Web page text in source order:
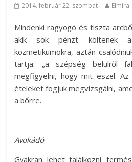
2014. február 22. szombat Elmira
Mindenki ragyogó és tiszta
akik sok pénzt költenek a
kozmetikumokra, aztán
tartja: „a szépség belülről
megfigyelni, hogy mit eszel. Az
ételeket fogjuk megvizsgálni,
a bőrre.
Avokádó
Gyakran lehet találkozni